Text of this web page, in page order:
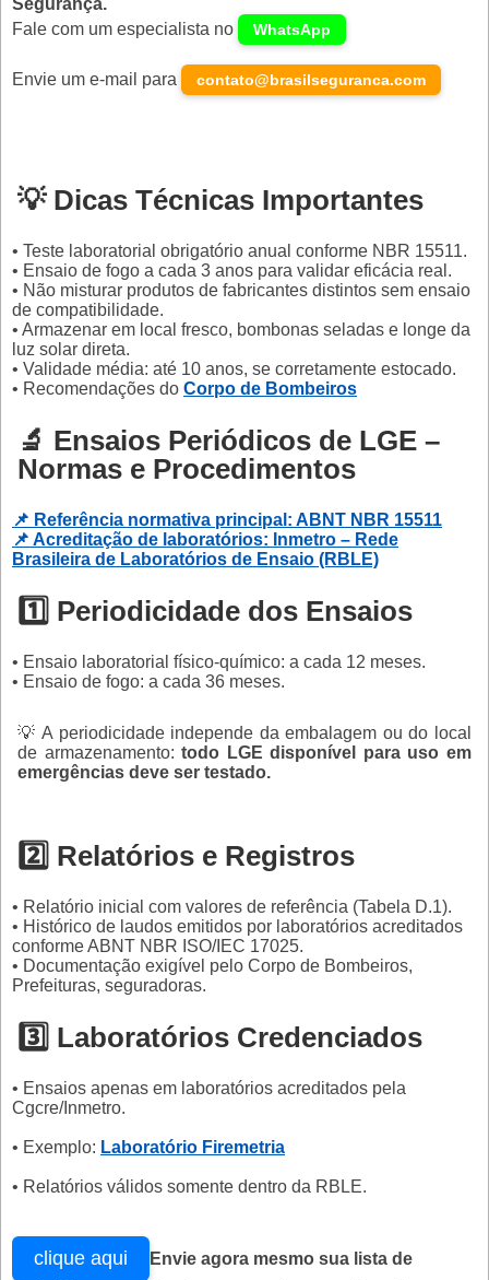
Segurança.
Fale com um especialista no
WhatsApp
Envie um e-mail para contato@brasilseguranca.com
💡 Dicas Técnicas Importantes
• Teste laboratorial obrigatório anual conforme NBR 15511.
• Ensaio de fogo a cada 3 anos para validar eficácia real.
• Não misturar produtos de fabricantes distintos sem ensaio
de compatibilidade.
• Armazenar em local fresco, bombonas seladas e longe da
luz solar direta.
• Validade média: até 10 anos, se corretamente estocado.
• Recomendações do Corpo de Bombeiros
🔬 Ensaios Periódicos de LGE –
Normas e Procedimentos
📌 Referência normativa principal: ABNT NBR 15511
📌 Acreditação de laboratórios: Inmetro – Rede
Brasileira de Laboratórios de Ensaio (RBLE)
1️⃣ Periodicidade dos Ensaios
• Ensaio laboratorial físico-químico: a cada 12 meses.
• Ensaio de fogo: a cada 36 meses.
💡 A periodicidade independe da embalagem ou do local
de armazenamento:todo LGE disponível para uso em
emergências deve ser testado.
2️⃣ Relatórios e Registros
• Relatório inicial com valores de referência (Tabela D.1).
• Histórico de laudos emitidos por laboratórios acreditados
conforme ABNT NBR ISO/IEC 17025.
• Documentação exigível pelo Corpo de Bombeiros,
Prefeituras, seguradoras.
3️⃣ Laboratórios Credenciados
• Ensaios apenas em laboratórios acreditados pela
Cgcre/Inmetro.
• Exemplo: Laboratório Firemetria
• Relatórios válidos somente dentro da RBLE.
clique aqui
Envie agora mesmo sua lista de